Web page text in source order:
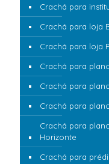
Crachá para
Crachá para loja
Crachá para loja
Crachá para
Crachá para
Crachá para
Crachá para
Horizonte
Crachá para